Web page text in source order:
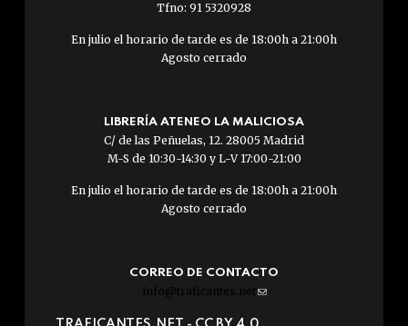
Tfno: 91 5320928
En julio el horario de tarde es de 18:00h a 21:00h
Agosto cerrado
LIBRERÍA ATENEO LA MALICIOSA
C/ de las Peñuelas, 12. 28005 Madrid
M-S de 10:30-14:30 y L-V 17:00-21:00
En julio el horario de tarde es de 18:00h a 21:00h
Agosto cerrado
CORREO DE CONTACTO
info@traficantes.net (link